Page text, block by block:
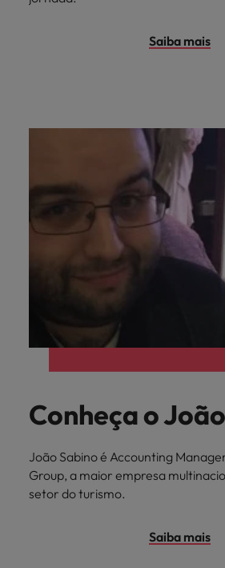
Saiba mais
Conheça o João
João Sabino é Accounting
Group, a maior empresa
setor do turismo.
Saiba mais